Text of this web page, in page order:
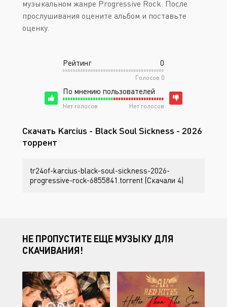
музыкальном жанре Progressive Rock. После
прослушивания оцените альбом и поставьте
оценку.
Рейтинг 0
Голосов 0
По мнению пользователей
Нет голосов Нет голосов
Скачать Karcius - Black Soul Sickness - 2026
торрент
tr24of-karcius-black-soul-sickness-2026-
progressive-rock-6855841.torrent (Скачали 4)
НЕ ПРОПУСТИТЕ ЕЩЕ МУЗЫКУ ДЛЯ
СКАЧИВАНИЯ!